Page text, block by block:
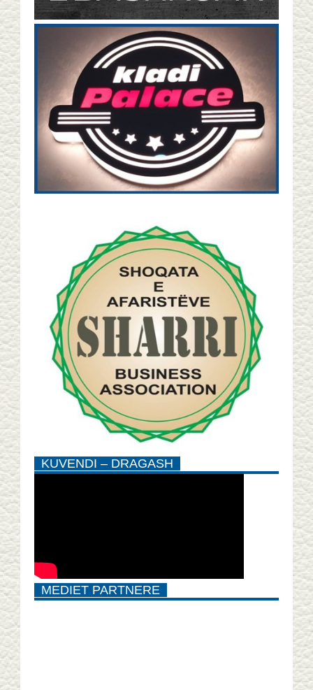
KUVENDI – DRAGASH
MEDIET PARTNERE